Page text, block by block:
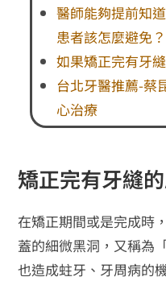
醫師能夠提前知
患者該怎麼避免？
如果矯正完有牙
台北牙醫推薦-蔡
心治療
矯正完有牙縫
在矯正期間或是完成時
蓋的細微黑洞，又稱為
也造成蛀牙、牙周病的